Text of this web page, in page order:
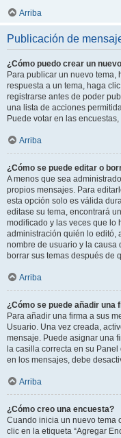
Arriba
Publicación de
¿Cómo puedo crear un
Para publicar un nuevo tema,
respuesta a un tema, haga
registrarse antes de poder
una lista de acciones
Puede votar en las encuestas,
Arriba
¿Cómo se puede editar o
A menos que sea
propios mensajes. Para
esta opción solo es válida
editase su tema, encontrará
modificado y las veces que lo
administración quién lo editó,
nombre de usuario y la causa
borrar sus temas después de
Arriba
¿Cómo se puede añadir una
Para añadir una firma a sus
Usuario. Una vez creada,
mensaje. Puede asignar una
la casilla correcta en su
en los mensajes, debe
Arriba
¿Cómo creo una encuesta?
Cuando inicia un nuevo tema
clic en la etiqueta “Agregar